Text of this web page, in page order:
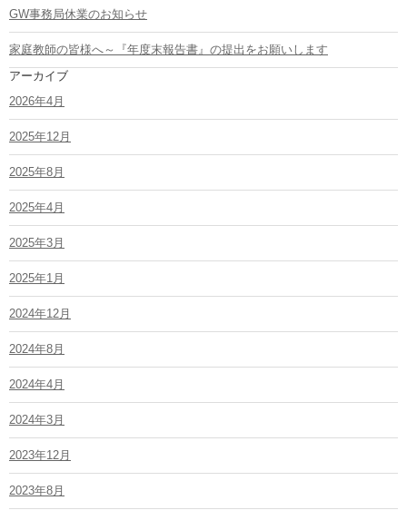
GW事務局休業のお知らせ
家庭教師の皆様へ～『年度末報告書』の提出をお願いします
アーカイブ
2026年4月
2025年12月
2025年8月
2025年4月
2025年3月
2025年1月
2024年12月
2024年8月
2024年4月
2024年3月
2023年12月
2023年8月